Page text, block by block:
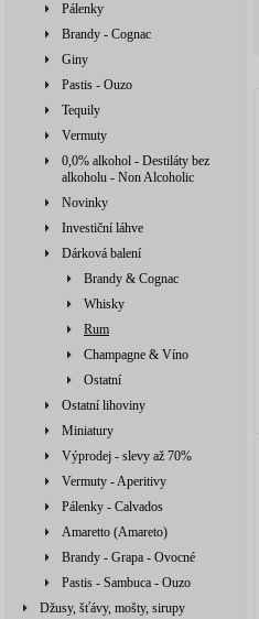
Pálenky
Brandy - Cognac
Giny
Pastis - Ouzo
Tequily
Vermuty
0,0% alkohol - Destiláty bez
alkoholu - Non Alcoholic
Novinky
Investiční láhve
Dárková balení
Brandy & Cognac
Whisky
Rum
Champagne & Víno
Ostatní
Ostatní lihoviny
Miniatury
Výprodej - slevy až 70%
Vermuty - Aperitivy
Pálenky - Calvados
Amaretto (Amareto)
Brandy - Grapa - Ovocné
Pastis - Sambuca - Ouzo
Džusy, šťávy, mošty, sirupy